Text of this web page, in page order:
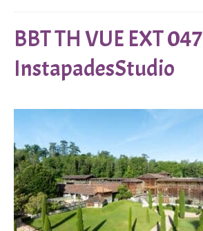
BBT TH VUE EXT 047
InstapadesStudio